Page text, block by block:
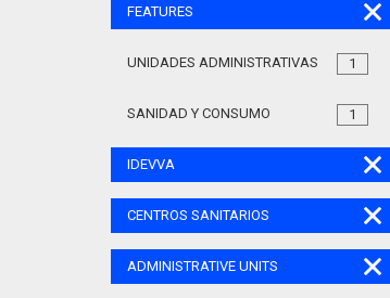
FEATURES
1
UNIDADES ADMINISTRATIVAS
1
SANIDAD Y CONSUMO
IDEVVA
CENTROS SANITARIOS
ADMINISTRATIVE UNITS